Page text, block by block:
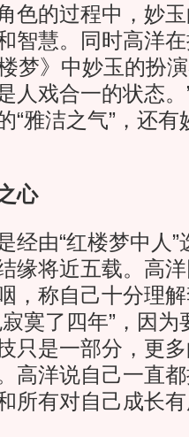
色的过程中，妙
智慧。同时高洋
梦》中妙玉的扮
人戏合一的状态
“雅洁之气”，还
心
由“红楼梦中人”
缘将近五载。高
，称自己十分理
寞了四年”，因
只是一部分，更
高洋说自己一直
所有对自己成长